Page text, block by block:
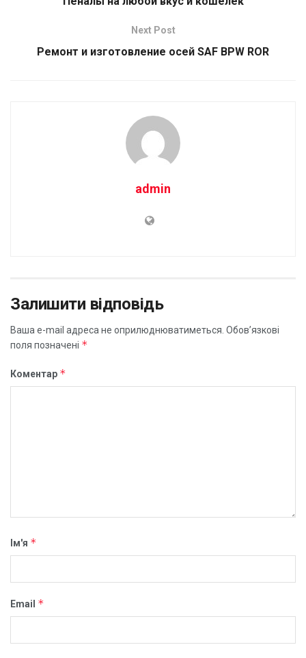
Next Post
Ремонт и изготовление осей SAF BPW ROR
admin
Залишити відповідь
Ваша e-mail адреса не оприлюднюватиметься. Обов’язкові
поля позначені *
Коментар *
Ім'я *
Email *